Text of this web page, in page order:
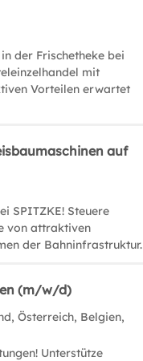
der Frischetheke bei
mit
Vorteilen erwartet
auf
SPITZKE! Steuere
von attraktiven
der Bahninfrastruktur.
(m/w/d)
Österreich, Belgien,
Unterstütze